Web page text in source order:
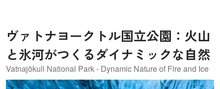
ヴァトナヨークトル国立公園：火山
と氷河がつくるダイナミックな自然
Vatnajökull National Park - Dynamic Nature of Fire and Ice